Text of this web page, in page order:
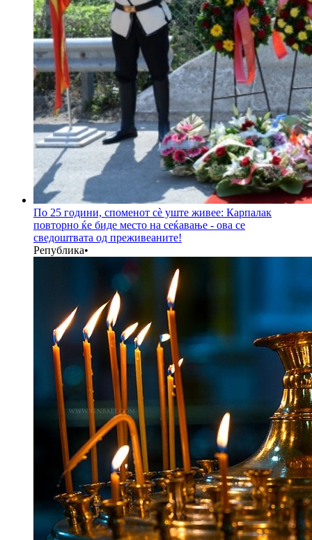
По 25 години, споменот сè уште живее: Карпалак
повторно ќе биде место на сеќавање - ова се
сведоштвата од преживеаните!
Република•